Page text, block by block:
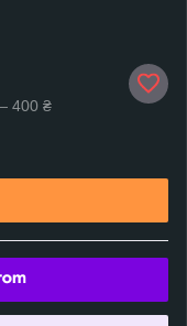
400 ₴